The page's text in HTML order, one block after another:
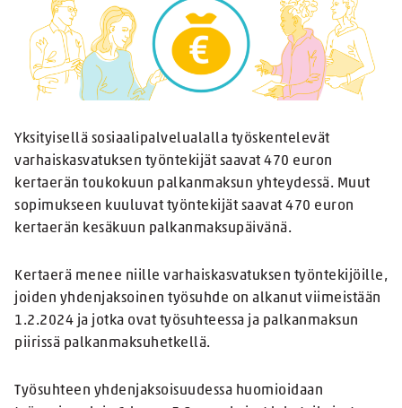
Yksityisellä sosiaalipalvelualalla työskentelevät
varhaiskasvatuksen työntekijät saavat 470 euron
kertaerän toukokuun palkanmaksun yhteydessä. Muut
sopimukseen kuuluvat työntekijät saavat 470 euron
kertaerän kesäkuun palkanmaksupäivänä.
Kertaerä menee niille varhaiskasvatuksen työntekijöille,
joiden yhdenjaksoinen työsuhde on alkanut viimeistään
1.2.2024 ja jotka ovat työsuhteessa ja palkanmaksun
piirissä palkanmaksuhetkellä.
Työsuhteen yhdenjaksoisuudessa huomioidaan